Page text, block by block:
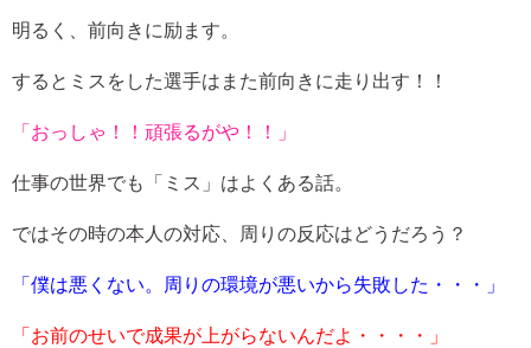
明るく、前向きに励ます。
するとミスをした選手はまた前向きに走り出す！！
「おっしゃ！！頑張るがや！！」
仕事の世界でも「ミス」はよくある話。
ではその時の本人の対応、周りの反応はどうだろう？
「僕は悪くない。周りの環境が悪いから失敗した・・・」
「お前のせいで成果が上がらないんだよ・・・・」